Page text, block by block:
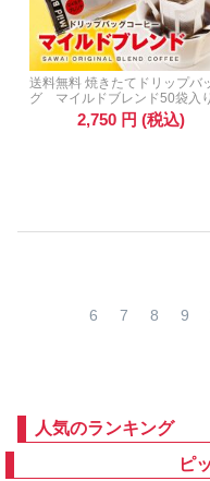
送料無料 焼きたてドリップバ
グ マイルドブレンド50袋入り
2,750 円 (税込)
6 7 8 9
人気のランキング
ピ